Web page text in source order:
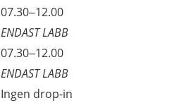
07.30–12.00
ENDAST LABB
07.30–12.00
ENDAST LABB
Ingen drop-in